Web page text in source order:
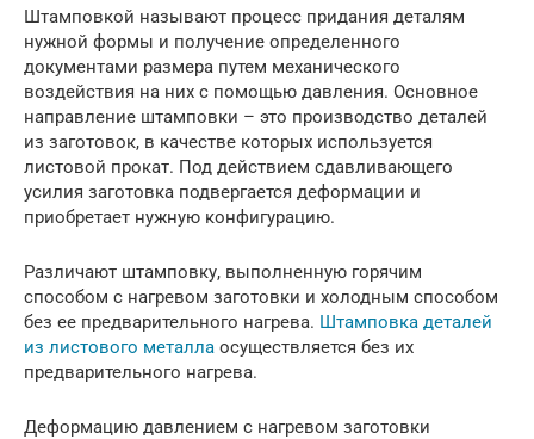
Штамповкой называют процесс придания деталям
нужной формы и получение определенного
документами размера путем механического
воздействия на них с помощью давления. Основное
направление штамповки – это производство деталей
из заготовок, в качестве которых используется
листовой прокат. Под действием сдавливающего
усилия заготовка подвергается деформации и
приобретает нужную конфигурацию.
Различают штамповку, выполненную горячим
способом с нагревом заготовки и холодным способом
без ее предварительного нагрева. Штамповка деталей
из листового металла осуществляется без их
предварительного нагрева.
Деформацию давлением с нагревом заготовки